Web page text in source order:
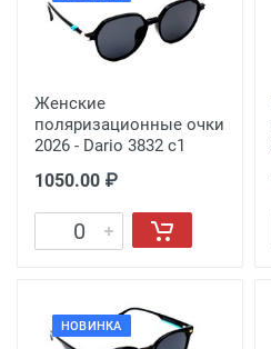
Женские
поляризационные очки
2026 - Dario 3832 с1
1050.00 ₽
НОВИНКА